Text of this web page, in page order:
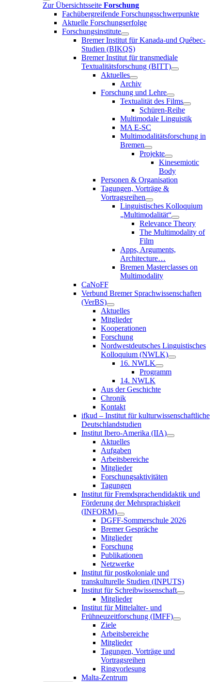
Zur Übersichtsseite Forschung
Fachübergreifende Forschungsschwerpunkte
Aktuelle Forschungserfolge
Forschungsinstitute
Bremer Institut für Kanada-und Québec-
Studien (BIKQS)
Bremer Institut für transmediale
Textualitätsforschung (BITT)
Aktuelles
Archiv
Forschung und Lehre
Textualität des Films
Schüren-Reihe
Multimodale Linguistik
MA E-SC
Multimodalitätsforschung in
Bremen
Projekte
Kinesemiotic
Body
Personen & Organisation
Tagungen, Vorträge &
Vortragsreihen
Linguistisches Kolloquium
„Multimodalität“
Relevance Theory
The Multimodality of
Film
Apps, Arguments,
Architecture…
Bremen Masterclasses on
Multimodality
CaNoFF
Verbund Bremer Sprachwissenschaften
(VerBS)
Aktuelles
Mitglieder
Kooperationen
Forschung
Nordwestdeutsches Linguistisches
Kolloquium (NWLK)
16. NWLK
Programm
14. NWLK
Aus der Geschichte
Chronik
Kontakt
ifkud – Institut für kulturwissenschaftliche
Deutschlandstudien
Institut Ibero-Amerika (IIA)
Aktuelles
Aufgaben
Arbeitsbereiche
Mitglieder
Forschungsaktivitäten
Tagungen
Institut für Fremdsprachendidaktik und
Förderung der Mehrsprachigkeit
(INFORM)
DGFF-Sommerschule 2026
Bremer Gespräche
Mitglieder
Forschung
Publikationen
Netzwerke
Institut für postkoloniale und
transkulturelle Studien (INPUTS)
Institut für Schreibwissenschaft
Mitglieder
Institut für Mittelalter- und
Frühneuzeitforschung (IMFF)
Ziele
Arbeitsbereiche
Mitglieder
Tagungen, Vorträge und
Vortragsreihen
Ringvorlesung
Malta-Zentrum